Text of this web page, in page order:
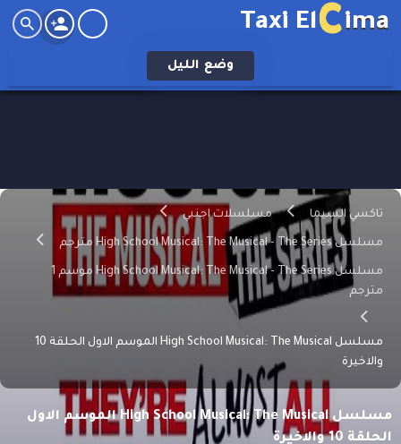
Taxi ElCima
وضع الليل
تاكسي السيما مسلسلات اجنبي
مسلسل High School Musical: The Musical - The Series مترجم
مسلسل High School Musical: The Musical - The Series موسم 1
مترجم
مسلسل High School Musical: The Musical الموسم الاول الحلقة 10
والاخيرة
مسلسل High School Musical: The Musical الموسم الاول
الحلقة 10 والاخيرة